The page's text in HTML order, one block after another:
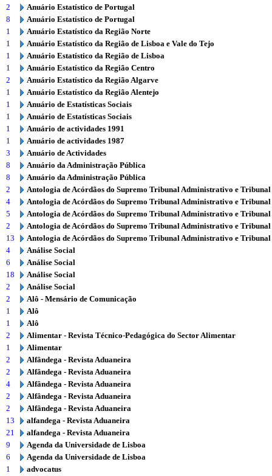
2
Anuário Estatístico de Portugal
8
Anuário Estatístico de Portugal
1
Anuário Estatístico da Região Norte
1
Anuário Estatístico da Região de Lisboa e Vale do Tejo
1
Anuário Estatístico da Região de Lisboa
1
Anuário Estatístico da Região Centro
2
Anuário Estatístico da Região Algarve
1
Anuário Estatístico da Região Alentejo
1
Anuário de Estatísticas Sociais
1
Anuário de Estatísticas Sociais
1
Anuário de actividades 1991
1
Anuário de actividades 1987
3
Anuário de Actividades
8
Anuário da Administração Pública
8
Anuário da Administração Pública
2
Antologia de Acórdãos do Supremo Tribunal Administrativo e
4
Antologia de Acórdãos do Supremo Tribunal Administrativo e
5
Antologia de Acórdãos do Supremo Tribunal Administrativo e
2
Antologia de Acórdãos do Supremo Tribunal Administrativo e
13
Antologia de Acórdãos do Supremo Tribunal Administrativo e
4
Análise Social
6
Análise Social
18
Análise Social
2
Análise Social
2
Alô - Mensário de Comunicação
1
Alô
1
Alô
2
Alimentar - Revista Técnico-Pedagógica do Sector Alimentar
1
Alimentar
2
Alfândega - Revista Aduaneira
2
Alfândega - Revista Aduaneira
4
Alfândega - Revista Aduaneira
2
Alfândega - Revista Aduaneira
2
Alfândega - Revista Aduaneira
13
alfandega - Revista Aduaneira
21
alfandega - Revista Aduaneira
9
Agenda da Universidade de Lisboa
6
Agenda da Universidade de Lisboa
1
advocatus